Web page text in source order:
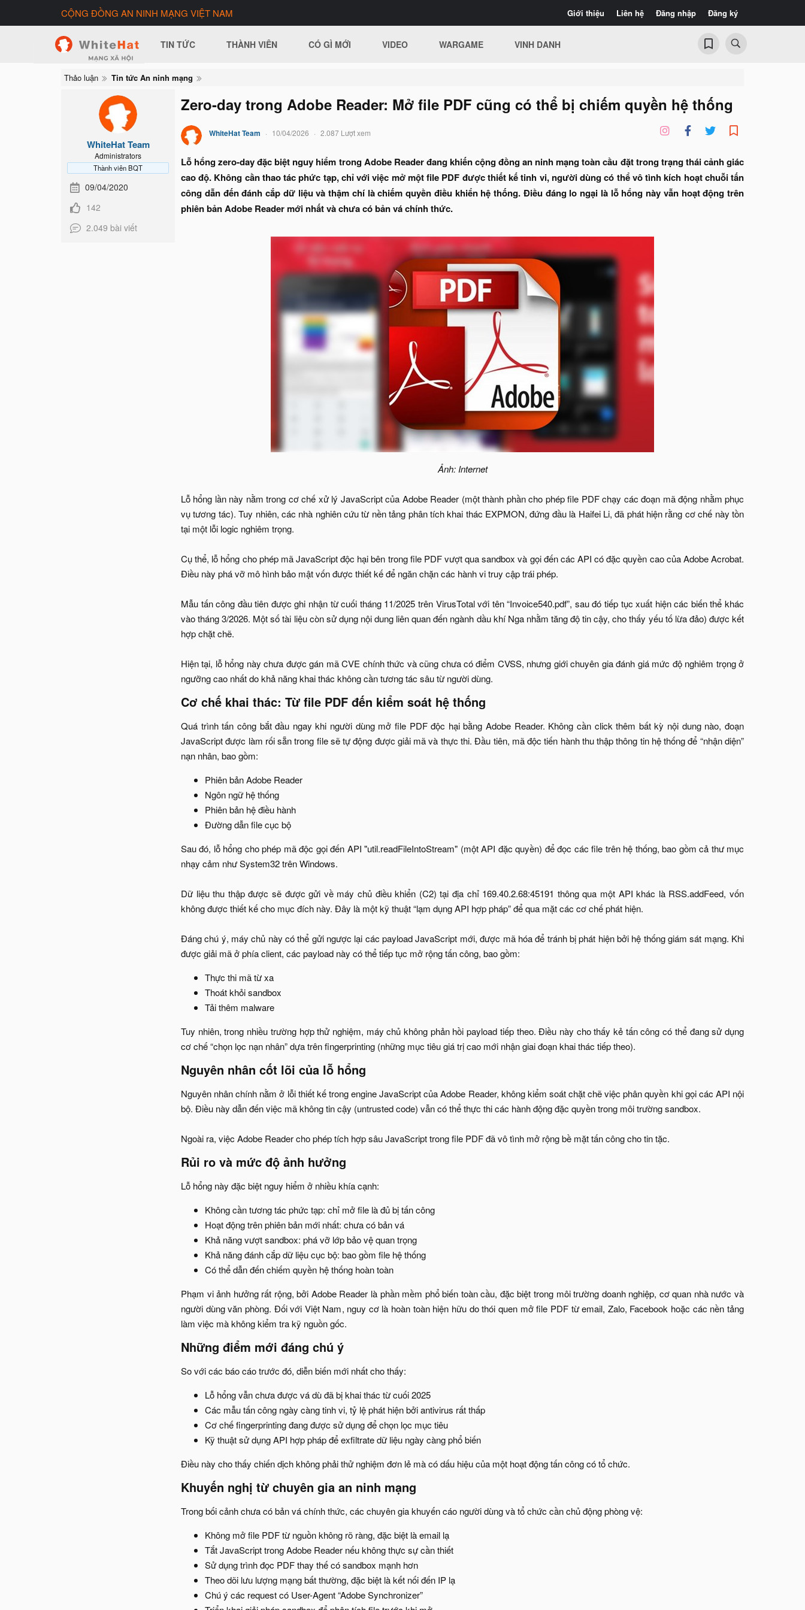
Giới thiệu Liên hệ Đăng nhập Đăng ký
CỘNG ĐỒNG AN NINH MẠNG VIỆT NAM
TIN TỨC THÀNH VIÊN CÓ GÌ MỚI VIDEO WARGAME VINH DANH
Thảo luận Tin tức An ninh mạng
WhiteHat Team
Administrators
Thành viên BQT
09/04/2020
142
2.049 bài viết
Zero-day trong Adobe Reader: Mở file PDF cũng có thể bị chiếm quyền hệ thống
WhiteHat Team 10/04/2026 2.087 Lượt xem
Lỗ hổng zero-day đặc biệt nguy hiểm trong Adobe Reader đang khiến cộng đồng an ninh mạng toàn cầu đặt trong trạng thái cảnh giác
cao độ. Không cần thao tác phức tạp, chỉ với việc mở một file PDF được thiết kế tinh vi, người dùng có thể vô tình kích hoạt chuỗi tấn
công dẫn đến đánh cắp dữ liệu và thậm chí là chiếm quyền điều khiển hệ thống. Điều đáng lo ngại là lỗ hổng này vẫn hoạt động trên
phiên bản Adobe Reader mới nhất và chưa có bản vá chính thức.
Ảnh: Internet
Lỗ hổng lần này nằm trong cơ chế xử lý JavaScript của Adobe Reader (một thành phần cho phép file PDF chạy các đoạn mã động nhằm phục
vụ tương tác). Tuy nhiên, các nhà nghiên cứu từ nền tảng phân tích khai thác EXPMON, đứng đầu là Haifei Li, đã phát hiện rằng cơ chế này tồn
tại một lỗi logic nghiêm trọng.
Cụ thể, lỗ hổng cho phép mã JavaScript độc hại bên trong file PDF vượt qua sandbox và gọi đến các API có đặc quyền cao của Adobe Acrobat.
Điều này phá vỡ mô hình bảo mật vốn được thiết kế để ngăn chặn các hành vi truy cập trái phép.
Mẫu tấn công đầu tiên được ghi nhận từ cuối tháng 11/2025 trên VirusTotal với tên “Invoice540.pdf”, sau đó tiếp tục xuất hiện các biến thể khác
vào tháng 3/2026. Một số tài liệu còn sử dụng nội dung liên quan đến ngành dầu khí Nga nhằm tăng độ tin cậy, cho thấy yếu tố lừa đảo) được kết
hợp chặt chẽ.
Hiện tại, lỗ hổng này chưa được gán mã CVE chính thức và cũng chưa có điểm CVSS, nhưng giới chuyên gia đánh giá mức độ nghiêm trọng ở
ngưỡng cao nhất do khả năng khai thác không cần tương tác sâu từ người dùng.​
Cơ chế khai thác: Từ file PDF đến kiểm soát hệ thống​
Quá trình tấn công bắt đầu ngay khi người dùng mở file PDF độc hại bằng Adobe Reader. Không cần click thêm bất kỳ nội dung nào, đoạn
JavaScript được làm rối sẵn trong file sẽ tự động được giải mã và thực thi. Đầu tiên, mã độc tiến hành thu thập thông tin hệ thống để “nhận diện”
nạn nhân, bao gồm:​
Phiên bản Adobe Reader​
Ngôn ngữ hệ thống​
Phiên bản hệ điều hành​
Đường dẫn file cục bộ​
Sau đó, lỗ hổng cho phép mã độc gọi đến API "util.readFileIntoStream" (một API đặc quyền) để đọc các file trên hệ thống, bao gồm cả thư mục
nhạy cảm như System32 trên Windows.
Dữ liệu thu thập được sẽ được gửi về máy chủ điều khiển (C2) tại địa chỉ 169.40.2.68:45191 thông qua một API khác là RSS.addFeed, vốn
không được thiết kế cho mục đích này. Đây là một kỹ thuật “lạm dụng API hợp pháp” để qua mặt các cơ chế phát hiện.
Đáng chú ý, máy chủ này có thể gửi ngược lại các payload JavaScript mới, được mã hóa để tránh bị phát hiện bởi hệ thống giám sát mạng. Khi
được giải mã ở phía client, các payload này có thể tiếp tục mở rộng tấn công, bao gồm:​
Thực thi mã từ xa​
Thoát khỏi sandbox​
Tải thêm malware​
Tuy nhiên, trong nhiều trường hợp thử nghiệm, máy chủ không phản hồi payload tiếp theo. Điều này cho thấy kẻ tấn công có thể đang sử dụng
cơ chế “chọn lọc nạn nhân” dựa trên fingerprinting (những mục tiêu giá trị cao mới nhận giai đoạn khai thác tiếp theo).​
Nguyên nhân cốt lõi của lỗ hổng​
Nguyên nhân chính nằm ở lỗi thiết kế trong engine JavaScript của Adobe Reader, không kiểm soát chặt chẽ việc phân quyền khi gọi các API nội
bộ. Điều này dẫn đến việc mã không tin cậy (untrusted code) vẫn có thể thực thi các hành động đặc quyền trong môi trường sandbox.
Ngoài ra, việc Adobe Reader cho phép tích hợp sâu JavaScript trong file PDF đã vô tình mở rộng bề mặt tấn công cho tin tặc.​
Rủi ro và mức độ ảnh hưởng​
Lỗ hổng này đặc biệt nguy hiểm ở nhiều khía cạnh:​
Không cần tương tác phức tạp: chỉ mở file là đủ bị tấn công​
Hoạt động trên phiên bản mới nhất: chưa có bản vá​
Khả năng vượt sandbox: phá vỡ lớp bảo vệ quan trọng​
Khả năng đánh cắp dữ liệu cục bộ: bao gồm file hệ thống​
Có thể dẫn đến chiếm quyền hệ thống hoàn toàn​
Phạm vi ảnh hưởng rất rộng, bởi Adobe Reader là phần mềm phổ biến toàn cầu, đặc biệt trong môi trường doanh nghiệp, cơ quan nhà nước và
người dùng văn phòng. Đối với Việt Nam, nguy cơ là hoàn toàn hiện hữu do thói quen mở file PDF từ email, Zalo, Facebook hoặc các nền tảng
làm việc mà không kiểm tra kỹ nguồn gốc.​
Những điểm mới đáng chú ý​
So với các báo cáo trước đó, diễn biến mới nhất cho thấy:​
Lỗ hổng vẫn chưa được vá dù đã bị khai thác từ cuối 2025​
Các mẫu tấn công ngày càng tinh vi, tỷ lệ phát hiện bởi antivirus rất thấp​
Cơ chế fingerprinting đang được sử dụng để chọn lọc mục tiêu​
Kỹ thuật sử dụng API hợp pháp để exfiltrate dữ liệu ngày càng phổ biến​
Điều này cho thấy chiến dịch không phải thử nghiệm đơn lẻ mà có dấu hiệu của một hoạt động tấn công có tổ chức.​
Khuyến nghị từ chuyên gia an ninh mạng​
Trong bối cảnh chưa có bản vá chính thức, các chuyên gia khuyến cáo người dùng và tổ chức cần chủ động phòng vệ:​
Không mở file PDF từ nguồn không rõ ràng, đặc biệt là email lạ​
Tắt JavaScript trong Adobe Reader nếu không thực sự cần thiết​
Sử dụng trình đọc PDF thay thế có sandbox mạnh hơn​
Theo dõi lưu lượng mạng bất thường, đặc biệt là kết nối đến IP lạ​
Chú ý các request có User-Agent “Adobe Synchronizer”​